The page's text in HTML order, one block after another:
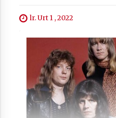
Azaroak 6
IX.
2021/10/04
Segura
lr. Urt 1 , 2022